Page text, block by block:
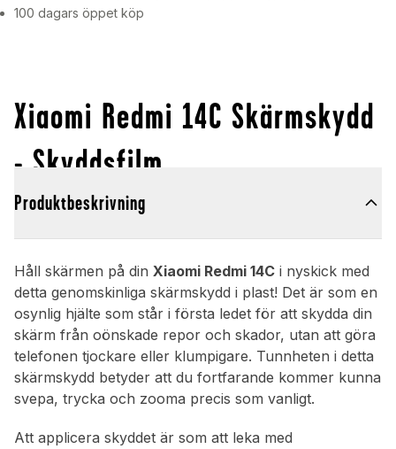
100 dagars öppet köp
Xiaomi Redmi 14C Skärmskydd
- Skyddsfilm
Produktbeskrivning
Håll skärmen på din Xiaomi Redmi 14C i nyskick med
detta genomskinliga skärmskydd i plast! Det är som en
osynlig hjälte som står i första ledet för att skydda din
skärm från oönskade repor och skador, utan att göra
telefonen tjockare eller klumpigare. Tunnheten i detta
skärmskydd betyder att du fortfarande kommer kunna
svepa, trycka och zooma precis som vanligt.
Att applicera skyddet är som att leka med